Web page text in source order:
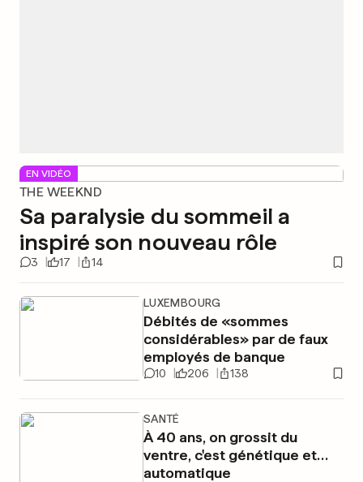
EN VIDÉO
THE WEEKND
Sa paralysie du sommeil a
inspiré son nouveau rôle
3 17 14
LUXEMBOURG
Débités de «sommes
considérables» par de faux
employés de banque
10 206 138
SANTÉ
À 40 ans, on grossit du
ventre, c'est génétique et…
automatique